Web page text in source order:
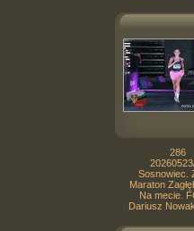
286
Sosnowiec.
Maraton
Na mecie.
Dariusz